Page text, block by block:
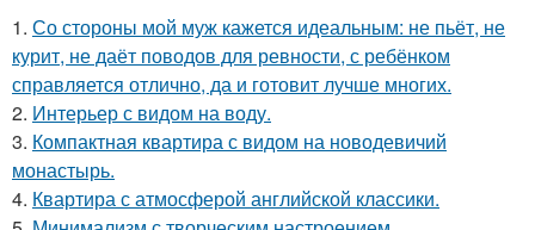
1. Со стороны мой муж кажется идеальным: не пьёт, не
курит, не даёт поводов для ревности, с ребёнком
справляется отлично, да и готовит лучше многих.
2. Интерьер с видом на воду.
3. Компактная квартира с видом на новодевичий
монастырь.
4. Квартира с атмосферой английской классики.